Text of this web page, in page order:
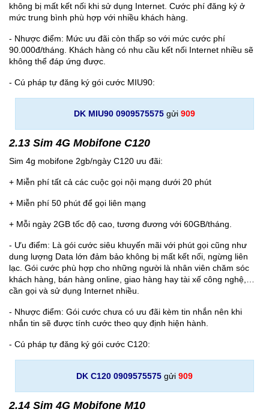
không bị mất kết nối khi sử dụng Internet. Cước phí đăng ký ở
mức trung bình phù hợp với nhiều khách hàng.
- Nhược điểm: Mức ưu đãi còn thấp so với mức cước phí
90.000đ/tháng. Khách hàng có nhu cầu kết nối Internet nhiều sẽ
không thể đáp ứng được.
- Cú pháp tự đăng ký gói cước MIU90:
DK MIU90 0909575575 gửi 909
2.13 Sim 4G Mobifone C120
Sim 4g mobifone 2gb/ngày C120 ưu đãi:
+ Miễn phí tất cả các cuộc gọi nội mạng dưới 20 phút
+ Miễn phí 50 phút để gọi liên mạng
+ Mỗi ngày 2GB tốc độ cao, tương đương với 60GB/tháng.
- Ưu điểm: Là gói cước siêu khuyến mãi với phút gọi cũng như
dung lượng Data lớn đảm bảo không bị mất kết nối, ngừng liên
lạc. Gói cước phù hợp cho những người là nhân viên chăm sóc
khách hàng, bán hàng online, giao hàng hay tài xế công nghệ,…
cần gọi và sử dụng Internet nhiều.
- Nhược điểm: Gói cước chưa có ưu đãi kèm tin nhắn nên khi
nhắn tin sẽ được tính cước theo quy định hiện hành.
- Cú pháp tự đăng ký gói cước C120:
DK C120 0909575575 gửi 909
2.14 Sim 4G Mobifone M10